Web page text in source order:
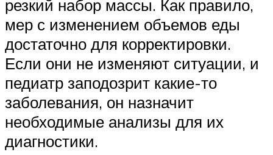
резкий набор массы. Как правило,
мер с изменением объемов еды
достаточно для корректировки.
Если они не изменяют ситуации, и
педиатр заподозрит какие-то
заболевания, он назначит
необходимые анализы для их
диагностики.